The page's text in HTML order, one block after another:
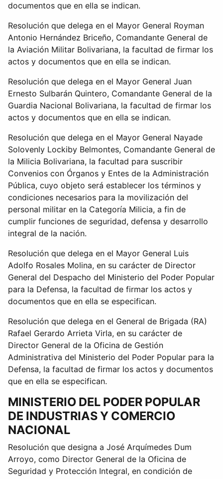
documentos que en ella se indican.
Resolución que delega en el Mayor General Royman
Antonio Hernández Briceño, Comandante General de
la Aviación Militar Bolivariana, la facultad de firmar los
actos y documentos que en ella se indican.
Resolución que delega en el Mayor General Juan
Ernesto Sulbarán Quintero, Comandante General de la
Guardia Nacional Bolivariana, la facultad de firmar los
actos y documentos que en ella se indican.
Resolución que delega en el Mayor General Nayade
Solovenly Lockiby Belmontes, Comandante General de
la Milicia Bolivariana, la facultad para suscribir
Convenios con Órganos y Entes de la Administración
Pública, cuyo objeto será establecer los términos y
condiciones necesarios para la movilización del
personal militar en la Categoría Milicia, a fin de
cumplir funciones de seguridad, defensa y desarrollo
integral de la nación.
Resolución que delega en el Mayor General Luis
Adolfo Rosales Molina, en su carácter de Director
General del Despacho del Ministerio del Poder Popular
para la Defensa, la facultad de firmar los actos y
documentos que en ella se especifican.
Resolución que delega en el General de Brigada (RA)
Rafael Gerardo Arrieta Virla, en su carácter de
Director General de la Oficina de Gestión
Administrativa del Ministerio del Poder Popular para la
Defensa, la facultad de firmar los actos y documentos
que en ella se especifican.
MINISTERIO DEL PODER POPULAR
DE INDUSTRIAS Y COMERCIO
NACIONAL
Resolución que designa a José Arquímedes Dum
Arroyo, como Director General de la Oficina de
Seguridad y Protección Integral, en condición de